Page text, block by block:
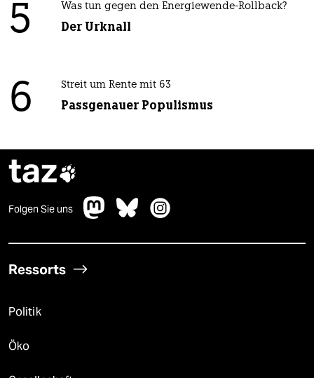
5 Was tun gegen den Energiewende-Rollback?
Der Urknall
6 Streit um Rente mit 63
Passgenauer Populismus
taz
Folgen Sie uns
Ressorts
Politik
Öko